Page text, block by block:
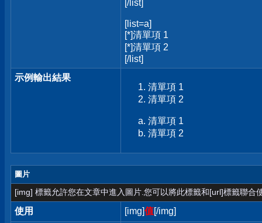
[/list]
[list=a]
[*]清單項 1
[*]清單項 2
[/list]
示例輸出結果
清單項 1
清單項 2
清單項 1
清單項 2
圖片
[img] 標籤允許您在文章中進入圖片.您可以將此標籤和[url]標籤聯合
使用 [img]值[/img]